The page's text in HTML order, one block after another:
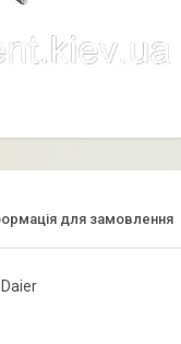
для замовлення